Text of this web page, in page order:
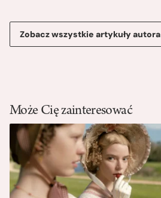
Zobacz wszystkie artykuły autora
Może Cię zainteresować